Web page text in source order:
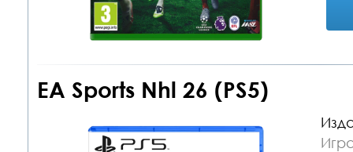
EA Sports Nhl 26 (PS5)